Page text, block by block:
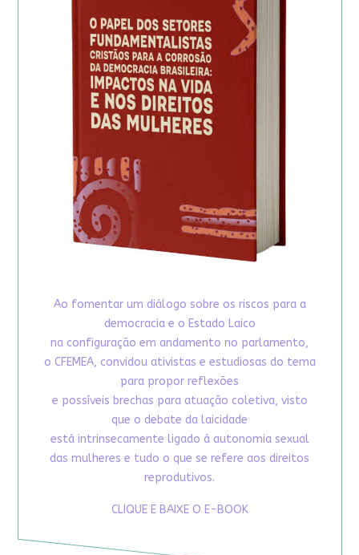
Ao fomentar um diálogo sobre os riscos para a
democracia e o Estado Laico
na configuração em andamento no parlamento,
o CFEMEA, convidou ativistas e estudiosas do tema
para propor reflexões
e possíveis brechas para atuação coletiva, visto
que o debate da laicidade
está intrinsecamente ligado à autonomia sexual
das mulheres e tudo o que se refere aos direitos
reprodutivos.
CLIQUE E BAIXE O E-BOOK